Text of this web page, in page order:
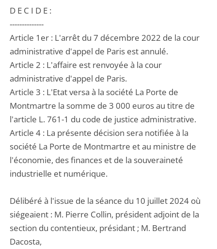
D E C I D E :
--------------
Article 1er : L'arrêt du 7 décembre 2022 de la cour
administrative d'appel de Paris est annulé.
Article 2 : L'affaire est renvoyée à la cour
administrative d'appel de Paris.
Article 3 : L'Etat versa à la société La Porte de
Montmartre la somme de 3 000 euros au titre de
l'article L. 761-1 du code de justice administrative.
Article 4 : La présente décision sera notifiée à la
société La Porte de Montmartre et au ministre de
l'économie, des finances et de la souveraineté
industrielle et numérique.
Délibéré à l'issue de la séance du 10 juillet 2024 où
siégeaient : M. Pierre Collin, président adjoint de la
section du contentieux, présidant ; M. Bertrand
Dacosta,